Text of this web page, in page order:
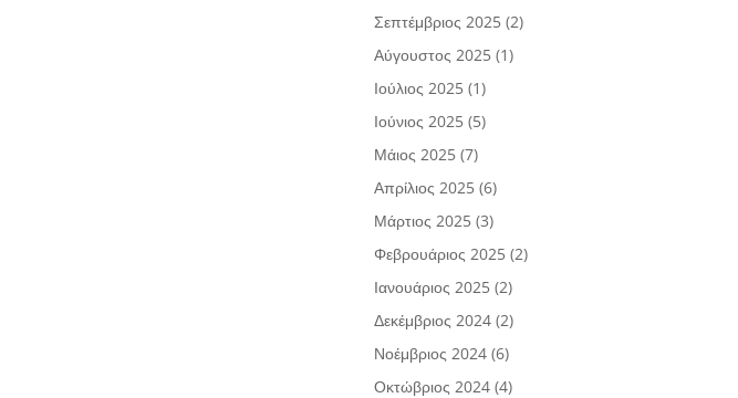
Σεπτέμβριος 2025 (2)
Αύγουστος 2025 (1)
Ιούλιος 2025 (1)
Ιούνιος 2025 (5)
Μάιος 2025 (7)
Απρίλιος 2025 (6)
Μάρτιος 2025 (3)
Φεβρουάριος 2025 (2)
Ιανουάριος 2025 (2)
Δεκέμβριος 2024 (2)
Νοέμβριος 2024 (6)
Οκτώβριος 2024 (4)